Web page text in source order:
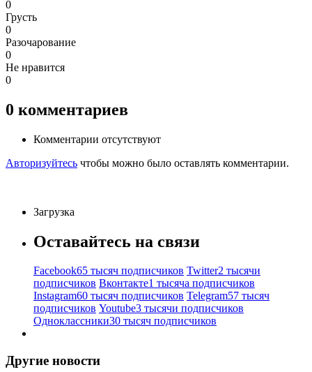
0
Грусть
0
Разочарование
0
Не нравится
0
0 комментариев
Комментарии отсутствуют
Авторизуйтесь чтобы можно было оставлять комментарии.
Загрузка
Оставайтесь на связи
Facebook65 тысяч подписчиков Twitter2 тысячи
подписчиков Вконтакте1 тысяча подписчиков
Instagram60 тысяч подписчиков Telegram57 тысяч
подписчиков Youtube3 тысячи подписчиков
Одноклассники30 тысяч подписчиков
Другие новости